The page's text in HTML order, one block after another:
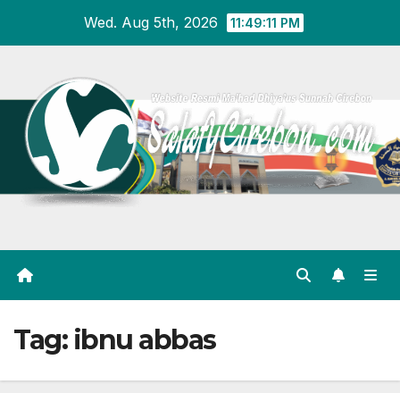
Wed. Aug 5th, 2026 11:49:12 PM
Tag: ibnu abbas